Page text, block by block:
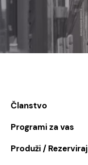
Članstvo
Programi za vas
Produži / Rezerviraj